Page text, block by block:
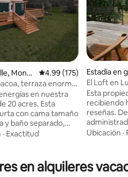
reseñas
Montg
Calificación promedio:
4.99 (175)
terraza enorme,
en nuestra
20 acres. Esta
con cama tamaño
y baño separado,
TV ROKU,
gran terraza con
con jacuzzi,
· Exactitud
Estadía en
El Loft en
Esta
recibiendo
reseñas.
propietario,
refugio
estilo
Ubicación ·
en alquileres